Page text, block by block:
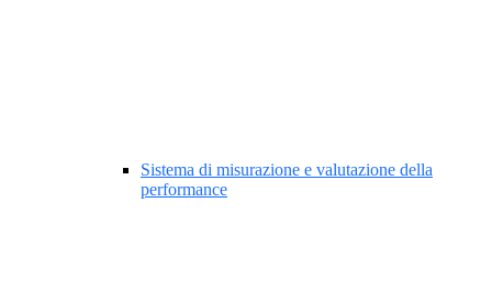
Sistema di misurazione e valutazione della
performance